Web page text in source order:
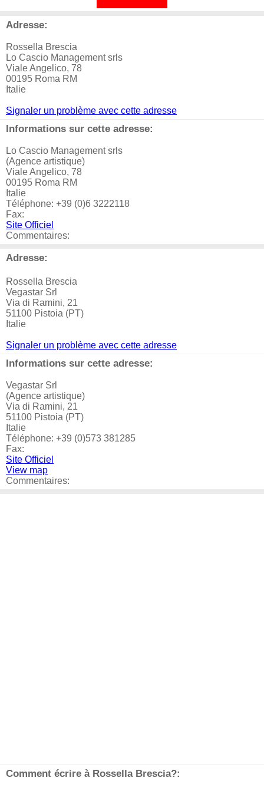
Adresse:
Rossella Brescia
Lo Cascio Management srls
Viale Angelico, 78
00195 Roma RM
Italie
Signaler un problème avec cette adresse
Informations sur cette adresse:
Lo Cascio Management srls
(Agence artistique)
Viale Angelico, 78
00195 Roma RM
Italie
Téléphone: +39 (0)6 3222118
Fax:
Site Officiel
Commentaires:
Adresse:
Rossella Brescia
Vegastar Srl
Via di Ramini, 21
51100 Pistoia (PT)
Italie
Signaler un problème avec cette adresse
Informations sur cette adresse:
Vegastar Srl
(Agence artistique)
Via di Ramini, 21
51100 Pistoia (PT)
Italie
Téléphone: +39 (0)573 381285
Fax:
Site Officiel
View map
Commentaires:
Comment écrire à Rossella Brescia?: